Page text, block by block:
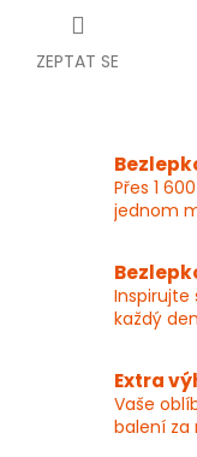
ZEPTAT SE
Přes 1
jednom
Inspirujte
každý
Extra
Vaše
balení za